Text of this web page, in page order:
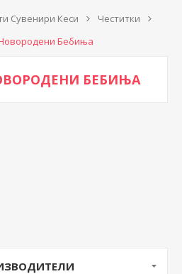
Сувенири Кеси
Честитки
Бебиња
БЕБИЊА